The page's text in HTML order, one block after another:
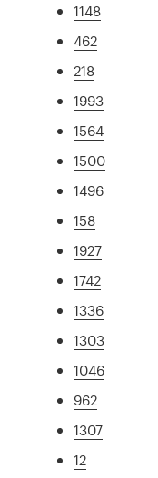
1148
462
218
1993
1564
1500
1496
158
1927
1742
1336
1303
1046
962
1307
12